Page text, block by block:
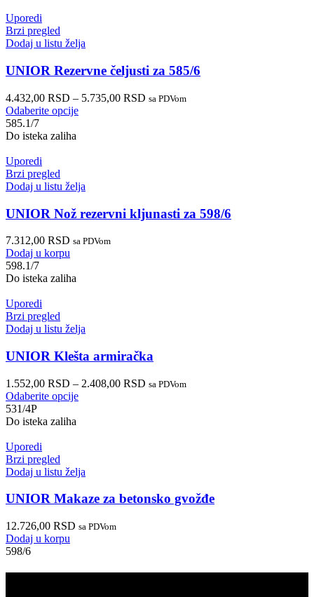
Uporedi
Brzi pregled
Dodaj u listu želja
UNIOR Rezervne čeljusti za 585/6
4.432,00 RSD – 5.735,00 RSD sa PDVom
Odaberite opcije
585.1/7
Do isteka zaliha
Uporedi
Brzi pregled
Dodaj u listu želja
UNIOR Nož rezervni kljunasti za 598/6
7.312,00 RSD sa PDVom
Dodaj u korpu
598.1/7
Do isteka zaliha
Uporedi
Brzi pregled
Dodaj u listu želja
UNIOR Klešta armiračka
1.552,00 RSD – 2.408,00 RSD sa PDVom
Odaberite opcije
531/4P
Do isteka zaliha
Uporedi
Brzi pregled
Dodaj u listu želja
UNIOR Makaze za betonsko gvožđe
12.726,00 RSD sa PDVom
Dodaj u korpu
598/6